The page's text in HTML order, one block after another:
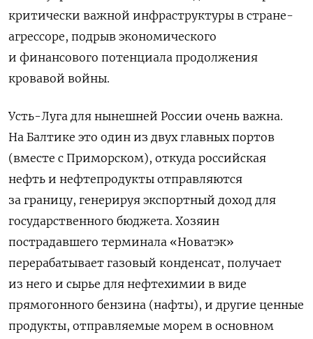
критически важной инфраструктуры в стране-
агрессоре, подрыв экономического
и финансового потенциала продолжения
кровавой войны.
Усть-Луга для нынешней России очень важна.
На Балтике это один из двух главных портов
(вместе с Приморском), откуда российская
нефть и нефтепродукты отправляются
за границу, генерируя экспортный доход для
государственного бюджета. Хозяин
пострадавшего терминала «Новатэк»
перерабатывает газовый конденсат, получает
из него и сырье для нефтехимии в виде
прямогонного бензина (нафты), и другие ценные
продукты, отправляемые морем в основном